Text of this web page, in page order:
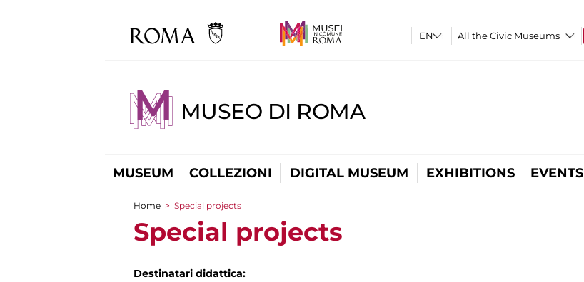
All the Civic Museums
MUSEO DI ROMA
MUSEUM COLLEZIONI DIGITAL MUSEUM EXHIBITIONS EVENTS
You are here
Home > Special projects
Special projects
Destinatari didattica: